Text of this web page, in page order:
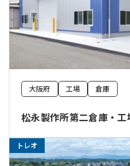
大阪府 工場 倉庫
松永製作所第二倉庫・
トレオ